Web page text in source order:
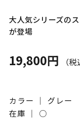
大人気シリーズの
が登場
19,800円 （税
カラー ｜ グレー
在庫 ｜ ○